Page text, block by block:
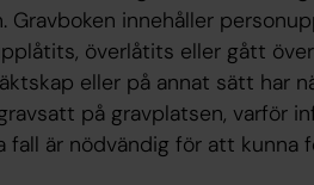
Gravboken innehåller
överlåtits eller gått
eller på annat sätt har
på gravplatsen, varför
fall är nödvändig för att kunna